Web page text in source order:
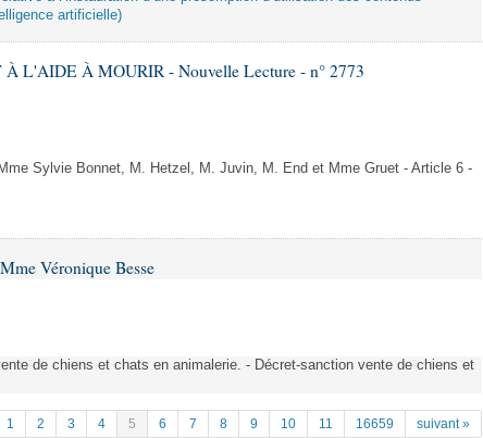
artificielle)
À L'AIDE À MOURIR - Nouvelle Lecture - n° 2773
Sylvie Bonnet, M. Hetzel, M. Juvin, M. End et Mme Gruet - Article 6 -
Véronique Besse
de chiens et chats en animalerie. - Décret-sanction vente de chiens et
1 2 3 4 5 6 7 8 9 10 11 16659 suivant »